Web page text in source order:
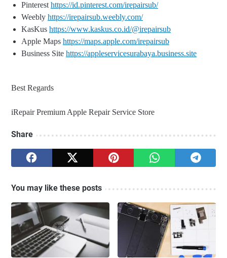
Pinterest https://id.pinterest.com/irepairsub/
Weebly https://irepairsub.weebly.com/
KasKus https://www.kaskus.co.id/@irepairsub
Apple Maps https://maps.apple.com/irepairsub
Business Site https://appleservicesurabaya.business.site
Best Regards
iRepair Premium Apple Repair Service Store
Share
You may like these posts